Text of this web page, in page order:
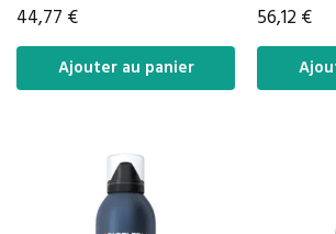
44,77 €
Ajouter au panier
56,12 €